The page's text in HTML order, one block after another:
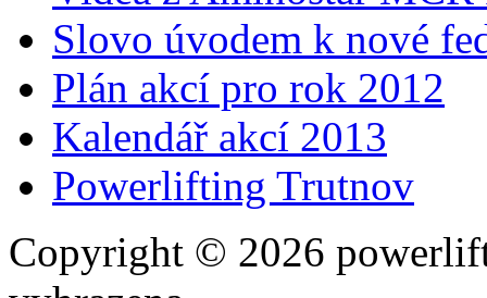
Slovo úvodem k nové
Plán akcí pro rok 2012
Kalendář akcí 2013
Powerlifting Trutnov
Copyright © 2026